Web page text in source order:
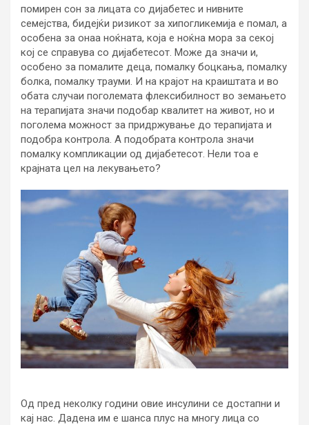
помирен сон за лицата со дијабетес и нивните
семејства, бидејќи ризикот за хипогликемија е помал, а
особена за онаа ноќната, која е ноќна мора за секој
кој се справува со дијабетесот. Може да значи и,
особено за помалите деца, помалку боцкања, помалку
болка, помалку трауми. И на крајот на краиштата и во
обата случаи поголемата флексибилност во земањето
на терапијата значи подобар квалитет на живот, но и
поголема можност за придржување до терапијата и
подобра контрола. А подобрата контрола значи
помалку компликации од дијабетесот. Нели тоа е
крајната цел на лекувањето?
Од пред неколку години овие инсулини се достапни и
кај нас. Дадена им е шанса плус на многу лица со